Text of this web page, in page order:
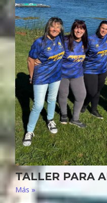
TALLER PARA
Más »